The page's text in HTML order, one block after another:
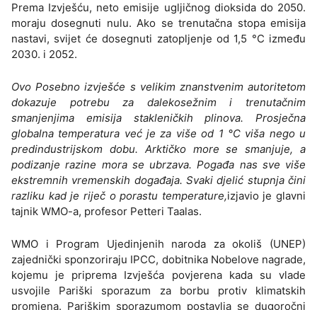
Prema Izvješću, neto emisije ugljičnog dioksida do 2050.
moraju dosegnuti nulu. Ako se trenutačna stopa emisija
nastavi, svijet će dosegnuti zatopljenje od 1,5 °C između
2030. i 2052.
Ovo Posebno izvješće s velikim znanstvenim autoritetom
dokazuje potrebu za dalekosežnim i trenutačnim
smanjenjima emisija stakleničkih plinova. Prosječna
globalna temperatura već je za više od 1 °C viša nego u
predindustrijskom dobu. Arktičko more se smanjuje, a
podizanje razine mora se ubrzava. Pogađa nas sve više
ekstremnih vremenskih događaja. Svaki djelić stupnja čini
razliku kad je riječ o porastu temperature,izjavio je glavni
tajnik WMO-a, profesor Petteri Taalas.
WMO i Program Ujedinjenih naroda za okoliš (UNEP)
zajednički sponzoriraju IPCC, dobitnika Nobelove nagrade,
kojemu je priprema Izvješća povjerena kada su vlade
usvojile Pariški sporazum za borbu protiv klimatskih
promjena. Pariškim sporazumom postavlja se dugoročni